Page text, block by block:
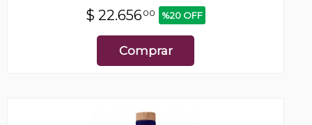
$ 22.65600 %20 OFF
Comprar